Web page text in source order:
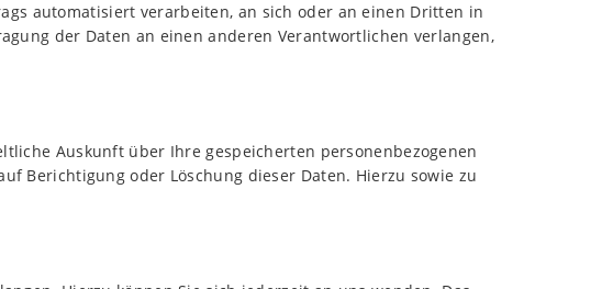
automatisiert verarbeiten, an sich oder an einen Dritten in
der Daten an einen anderen Verantwortlichen verlangen,
Auskunft über Ihre gespeicherten personenbezogenen
Berichtigung oder Löschung dieser Daten. Hierzu sowie zu